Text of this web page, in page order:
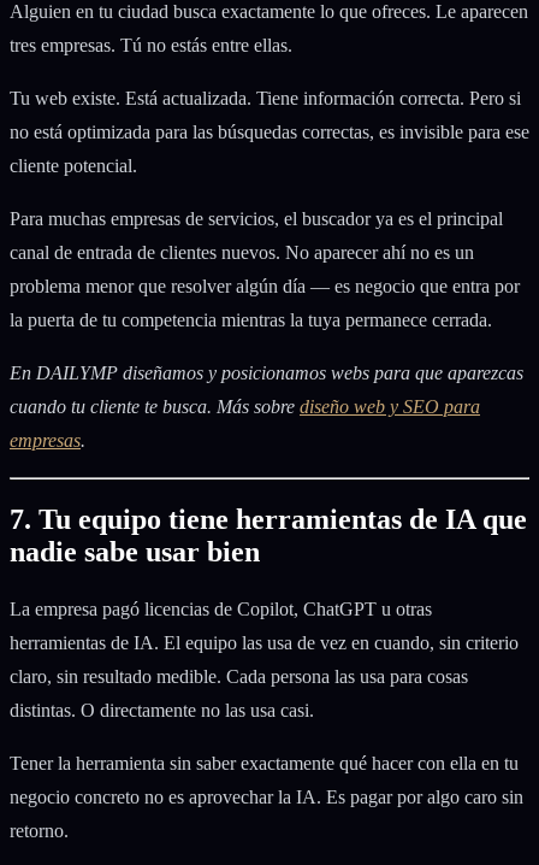
Alguien en tu ciudad busca exactamente lo que ofreces. Le aparecen
tres empresas. Tú no estás entre ellas.
Tu web existe. Está actualizada. Tiene información correcta. Pero si
no está optimizada para las búsquedas correctas, es invisible para ese
cliente potencial.
Para muchas empresas de servicios, el buscador ya es el principal
canal de entrada de clientes nuevos. No aparecer ahí no es un
problema menor que resolver algún día — es negocio que entra por
la puerta de tu competencia mientras la tuya permanece cerrada.
En DAILYMP diseñamos y posicionamos webs para que aparezcas
cuando tu cliente te busca. Más sobre diseño web y SEO para
empresas.
7. Tu equipo tiene herramientas de IA que
nadie sabe usar bien
La empresa pagó licencias de Copilot, ChatGPT u otras
herramientas de IA. El equipo las usa de vez en cuando, sin criterio
claro, sin resultado medible. Cada persona las usa para cosas
distintas. O directamente no las usa casi.
Tener la herramienta sin saber exactamente qué hacer con ella en tu
negocio concreto no es aprovechar la IA. Es pagar por algo caro sin
retorno.